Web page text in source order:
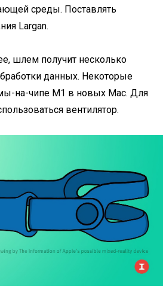
среды. Поставлять
Largan.
шлем получит несколько
данных. Некоторые
на-чипе M1 в новых Mac. Для
вентилятор.